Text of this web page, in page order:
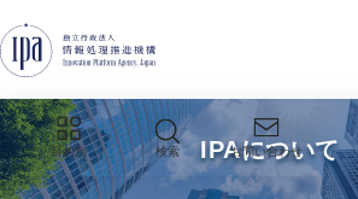
目的別 検索 お問い合わせ
IPAについて